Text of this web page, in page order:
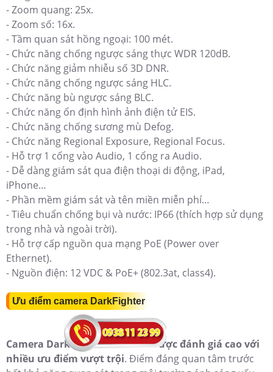
- Zoom quang: 25x.
- Zoom số: 16x.
- Tầm quan sát hồng ngoại: 100 mét.
- Chức năng chống ngược sáng thực WDR 120dB.
- Chức năng giảm nhiễu số 3D DNR.
- Chức năng chống ngược sáng HLC.
- Chức năng bù ngược sáng BLC.
- Chức năng ổn định hình ảnh điện tử EIS.
- Chức năng chống sương mù Defog.
- Chức năng Regional Exposure, Regional Focus.
- Hỗ trợ 1 cổng vào Audio, 1 cổng ra Audio.
- Dễ dàng giám sát qua điện thoại di động, iPad,
iPhone…
- Phần mềm giám sát và tên miền miễn phí…
- Tiêu chuẩn chống bụi và nước: IP66 (thích hợp sử dụng
trong nhà và ngoài trời).
- Hỗ trợ cấp nguồn qua mạng PoE (Power over
Ethernet).
- Nguồn điện: 12 VDC & PoE+ (802.3at, class4).
Ưu điểm camera DarkFighter
Camera DarkFighter KBvision được đánh giá cao với
nhiều ưu điểm vượt trội. Điểm đáng quan tâm trước